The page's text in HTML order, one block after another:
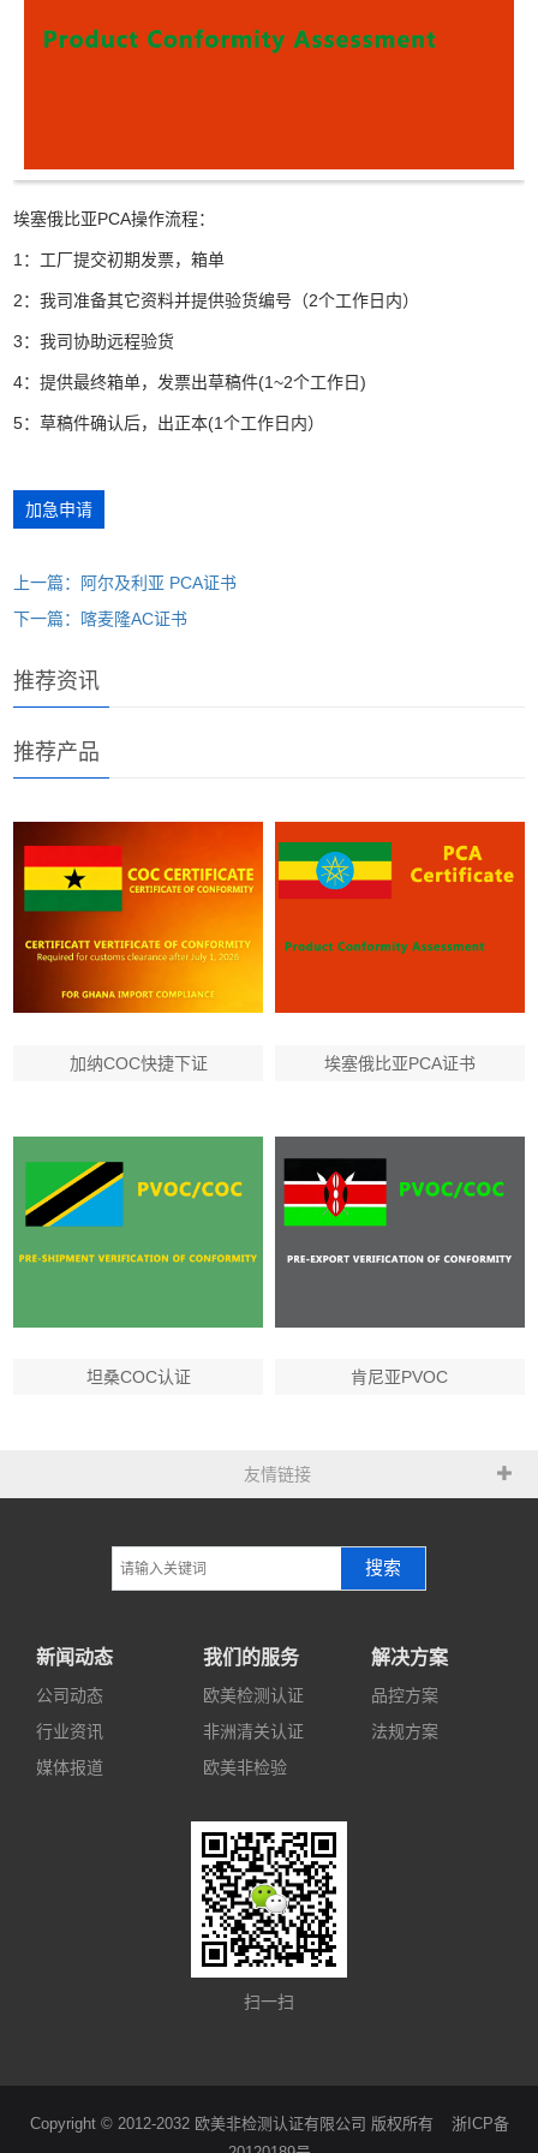
埃塞俄比亚PCA操作流程：
1：工厂提交初期发票，箱单
2：我司准备其它资料并提供验货编号（2个工作日内）
3：我司协助远程验货
4：提供最终箱单，发票出草稿件(1~2个工作日)
5：草稿件确认后，出正本(1个工作日内）
加急申请
上一篇：阿尔及利亚 PCA证书
下一篇：喀麦隆AC证书
推荐资讯
推荐产品
加纳COC快捷下证 埃塞俄比亚PCA证书
坦桑COC认证 肯尼亚PVOC
友情链接
搜索
新闻动态
公司动态
行业资讯
媒体报道
我们的服务
欧美检测认证
非洲清关认证
欧美非检验
解决方案
品控方案
法规方案
扫一扫
Copyright © 2012-2032 欧美非检测认证有限公司 版权所有
浙ICP备